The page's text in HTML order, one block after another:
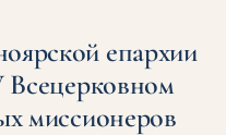
епархии
Всецерковном
миссионеров